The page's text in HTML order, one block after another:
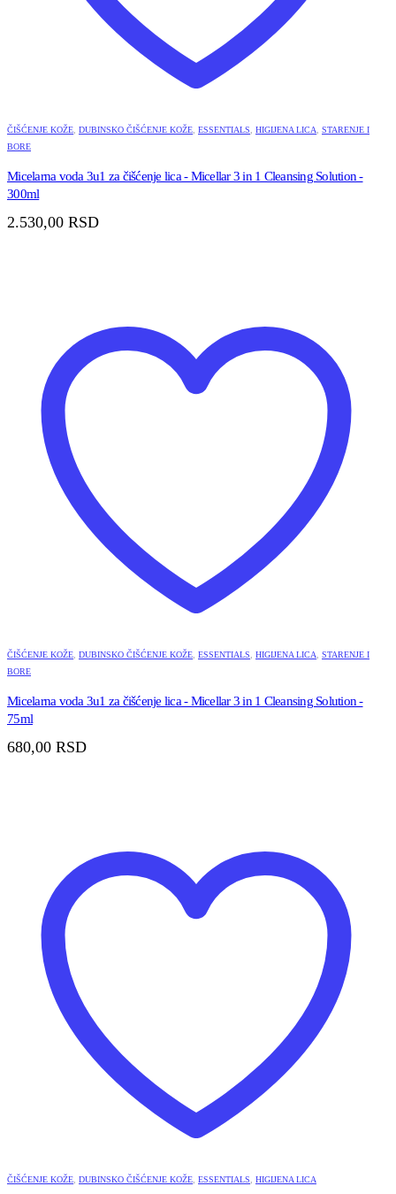
ČIŠĆENJE KOŽE DUBINSKO ČIŠĆENJE KOŽE ESSENTIALS HIGIJENA LICA
STARENJE I
BORE
Micelarna voda 3u1 za čišćenje lica - Micellar 3 in 1 Cleansing Solution -
300ml
2.530,00 RSD
ČIŠĆENJE KOŽE DUBINSKO ČIŠĆENJE KOŽE ESSENTIALS HIGIJENA LICA
STARENJE I
BORE
Micelarna voda 3u1 za čišćenje lica - Micellar 3 in 1 Cleansing Solution -
75ml
680,00 RSD
ČIŠĆENJE KOŽE DUBINSKO ČIŠĆENJE KOŽE ESSENTIALS HIGIJENA LICA